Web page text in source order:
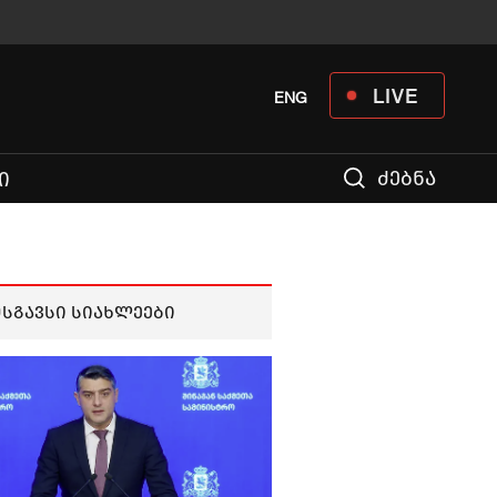
LIVE
ENG
ძებნა
სიახლეები